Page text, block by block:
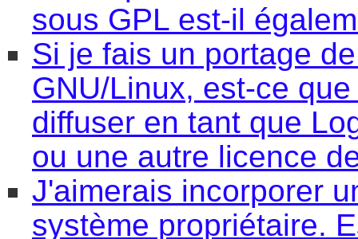
sous GPL est-il
Si je fais un portage
GNU/Linux, est-ce
diffuser en tant que
ou une autre licence
J'aimerais incorporer
système propriétaire.